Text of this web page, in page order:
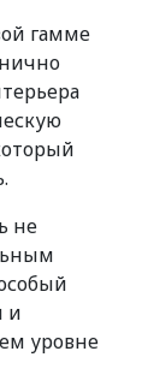
гамме
не
и
уровне